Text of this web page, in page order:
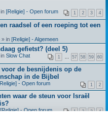
1 2 3 4
[Religie] - Open forum
raadsel of een roeping tot een
» in [Religie] - Algemeen
gefietst? (deel 5)
1 57 58 59 60
Slow Chat
de besnijdenis op de
in de Bijbel
1 2
- Open forum
waar de steun voor Israël
1 2 3 4
[Religie] - Open forum